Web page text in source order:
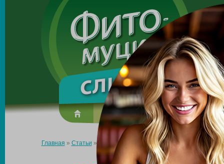
Made in the UK
О препарате Усиль эффект
Главная » Статьи »Питание для стройности: что есть, чтобы